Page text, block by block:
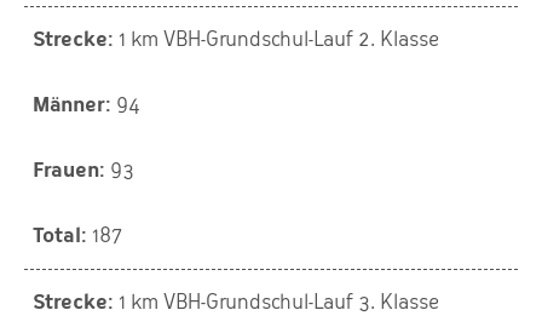
1 km VBH-Grundschul-Lauf 2. Klasse
94
93
187
1 km VBH-Grundschul-Lauf 3. Klasse